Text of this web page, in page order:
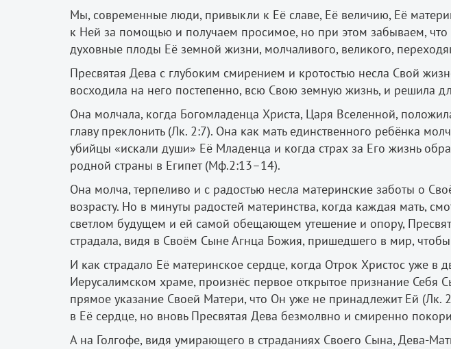
Мы, современные люди, привыкли к Её славе, Её величию, Её
к Ней за помощью и получаем просимое, но при этом забываем,
духовные плоды Её земной жизни, молчаливого, великого,
Пресвятая Дева с глубоким смирением и кротостью несла Свой
восходила на него постепенно, всю Свою земную жизнь, и решила
Она молчала, когда Богомладенца Христа, Царя Вселенной,
главу преклонить (Лк. 2:7). Она как мать единственного ребёнка
убийцы «искали души» Её Младенца и когда страх за Его жизнь
родной страны в Египет (Мф.2:13–14).
Она молча, терпеливо и с радостью несла материнские заботы о
возрасту. Но в минуты радостей материнства, когда каждая мать,
светлом будущем и ей самой обещающем утешение и опору,
страдала, видя в Своём Сыне Агнца Божия, пришедшего в мир, чтобы
И как страдало Её материнское сердце, когда Отрок Христос уже в
Иерусалимском храме, произнёс первое открытое признание
прямое указание Своей Матери, что Он уже не принадлежит Ей (Лк.
в Её сердце, но вновь Пресвятая Дева безмолвно и смиренно
А на Голгофе, видя умирающего в страданиях Своего Сына, Дева-